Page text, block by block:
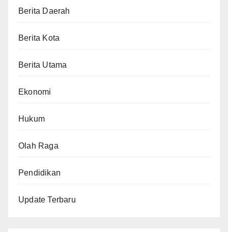
Berita Daerah
Berita Kota
Berita Utama
Ekonomi
Hukum
Olah Raga
Pendidikan
Update Terbaru